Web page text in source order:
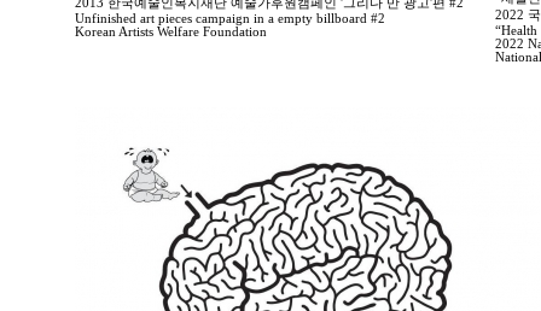
2013 한국예술인복지재단 예술가후원캠페인 '그리다 만 광고'편 #2
Unfinished art pieces campaign in a empty billboard #2
Korean Artists Welfare Foundation
2022
2022